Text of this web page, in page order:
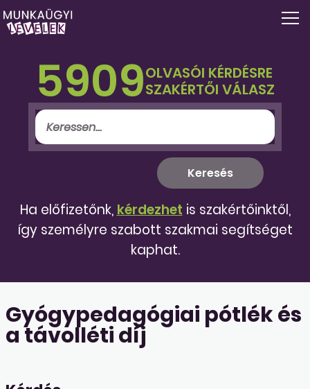
5909OLVASÓI KÉRDÉSRE
SZAKÉRTŐI VÁLASZ
Ha előfizetőnk, kérdezhet is szakértőinktől,
így személyre szabott szakmai segítséget
kaphat.
Gyógypedagógiai pótlék és
a távolléti díj